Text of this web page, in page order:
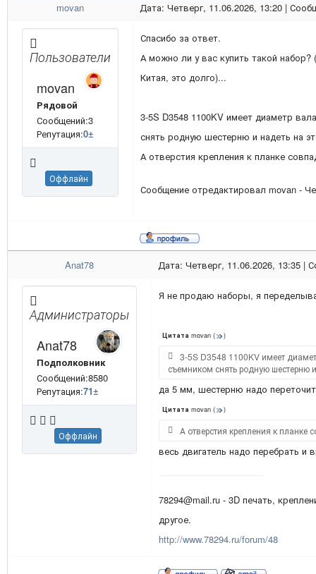
movan Дата: Четверг, 11.06.2026, 13:20 |
Пользователи
movan
Рядовой
Сообщений:3
Репутация:0±
Оффлайн
Спасибо за ответ.
А можно ли у вас купить такой
Китая, это долго)...
3-5S D3548 1100KV имеет диаметр
снять родную шестерню и надеть на
А отверстия крепления к планке
Сообщение отредактировал movan -
Anat78 Дата: Четверг, 11.06.2026, 13:35 |
Администраторы
Anat78
Подполковник
Сообщений:8580
Репутация:71±
Оффлайн
Я не продаю наборы, я
Цитата movan ( )
3-5S D3548 1100KV имеет
съемником снять родную шестерню
да 5 мм, шестерню надо
Цитата movan ( )
А отверстия крепления к планке
весь двигатель надо перебрать и
78294@mail.ru - 3D печать,
другое.
http://www.78294.ru/forum/48